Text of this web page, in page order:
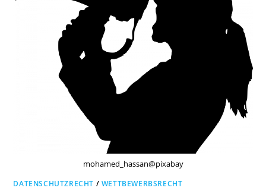
mohamed_hassan@pixabay
DATENSCHUTZRECHT / WETTBEWERBSRECHT